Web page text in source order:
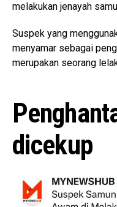
melakukan jenayah
Suspek yang
menyamar sebagai
merupakan seorang
dicekup